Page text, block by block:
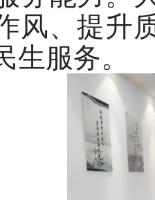
风、提升
生服务。